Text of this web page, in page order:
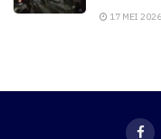
17 MEI 2026